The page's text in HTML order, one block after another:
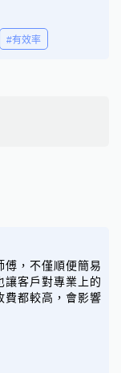
#有效率
傅，不僅順便簡易
讓客戶對專業上的
費都較高，會影響